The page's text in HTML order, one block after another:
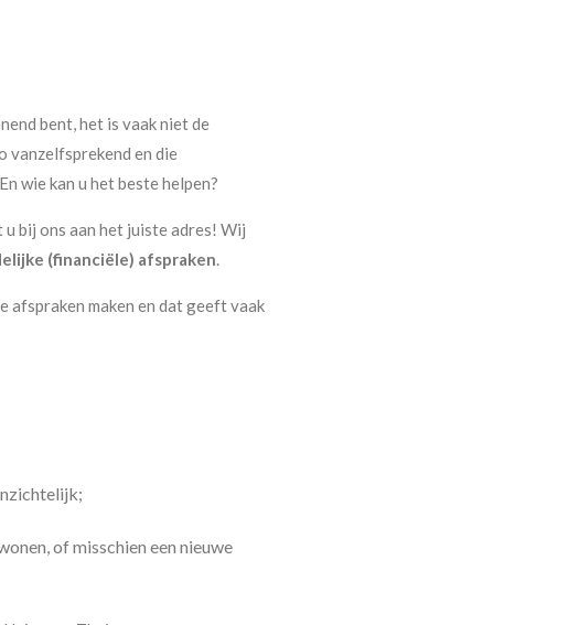
bent, het is vaak niet de
vanzelfsprekend en die
wie kan u het beste helpen?
bij ons aan het juiste adres! Wij
(financiële) afspraken.
afspraken maken en dat geeft vaak
of misschien een nieuwe